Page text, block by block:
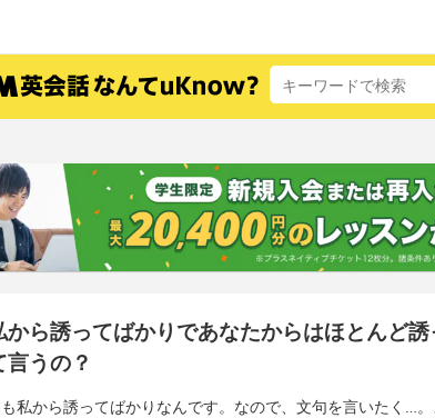
から誘ってばかりであなたからはほとんど
言うの？
私から誘ってばかりなんです。なので、文句を言いたく…。